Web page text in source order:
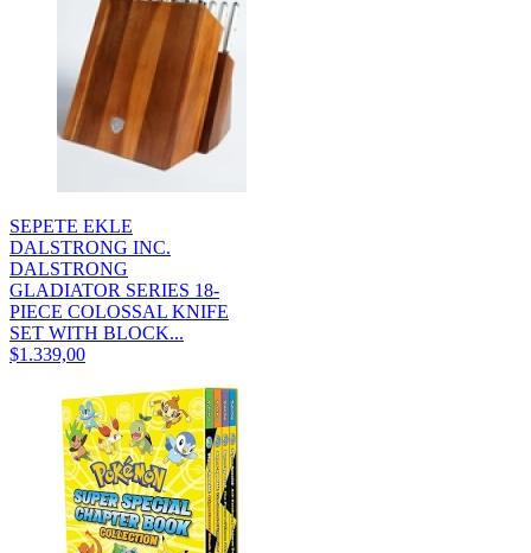
SEPETE EKLE
DALSTRONG INC.
DALSTRONG
GLADIATOR SERIES 18-
PIECE COLOSSAL KNIFE
SET WITH BLOCK...
$1.339,00